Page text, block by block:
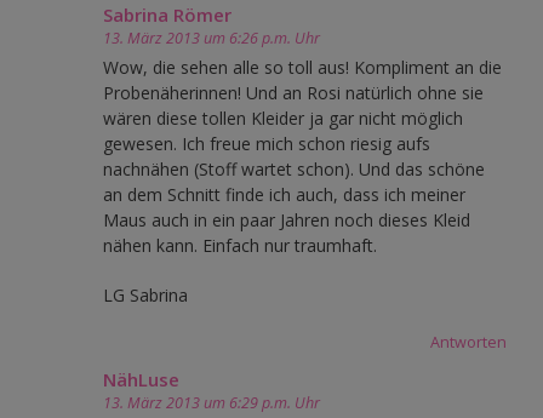
Sabrina Römer
13. März 2013 um 6:26 p.m. Uhr
Wow, die sehen alle so toll aus! Kompliment an die
Probenäherinnen! Und an Rosi natürlich ohne sie
wären diese tollen Kleider ja gar nicht möglich
gewesen. Ich freue mich schon riesig aufs
nachnähen (Stoff wartet schon). Und das schöne
an dem Schnitt finde ich auch, dass ich meiner
Maus auch in ein paar Jahren noch dieses Kleid
nähen kann. Einfach nur traumhaft.
LG Sabrina
Antworten
NähLuse
13. März 2013 um 6:29 p.m. Uhr